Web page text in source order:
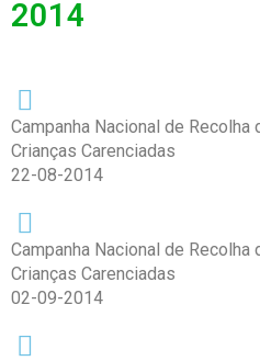
2014
Campanha Nacional de Recolha
Crianças Carenciadas
22-08-2014
Campanha Nacional de
Crianças Carenciadas
02-09-2014